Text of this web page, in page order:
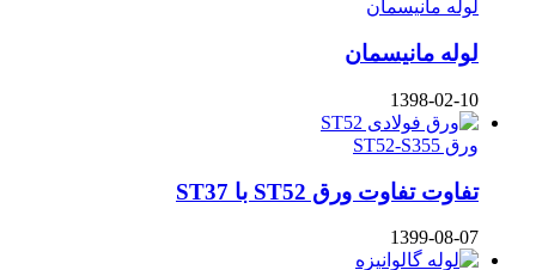
لوله مانیسمان
لوله مانیسمان
1398-02-10
ورق ST52-S355
تفاوت تفاوت ورق ST52 با ST37
1399-08-07